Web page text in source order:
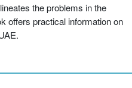
the problems in the
offers practical information on